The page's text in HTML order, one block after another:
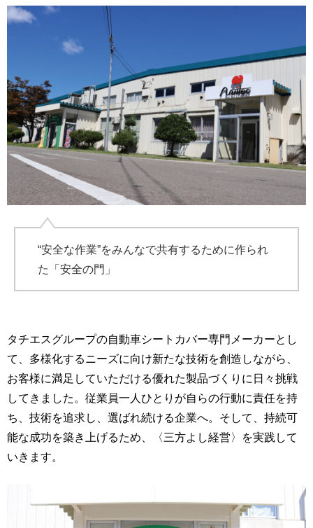
“安全な作業”をみんなで共有するために作られ
た「安全の門」
タチエスグループの自動車シートカバー専門メーカーとし
て、多様化するニーズに向け新たな技術を創造しながら、
お客様に満足していただける優れた製品づくりに日々挑戦
してきました。従業員一人ひとりが自らの行動に責任を持
ち、技術を追求し、選ばれ続ける企業へ。そして、持続可
能な成功を築き上げるため、〈三方よし経営〉を実践して
いきます。